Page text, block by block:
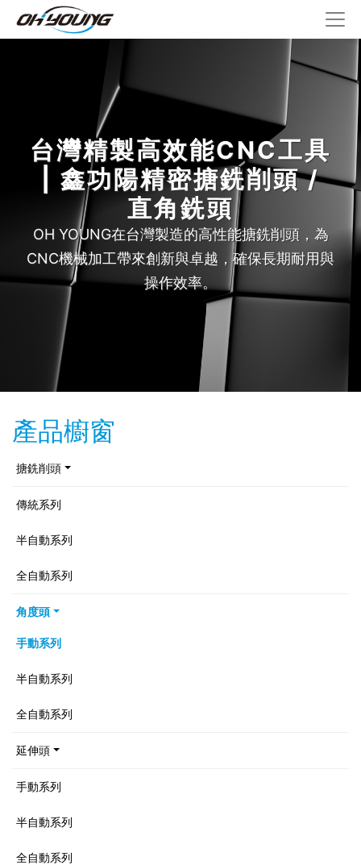
台灣精製高效能CNC工具
| 鑫功陽精密搪銑削頭 /
直角銑頭
OH YOUNG在台灣製造的高性能搪銑削頭，為
CNC機械加工帶來創新與卓越，確保長期耐用與
操作效率。
產品櫥窗
搪銑削頭
傳統系列
半自動系列
全自動系列
角度頭
手動系列
半自動系列
全自動系列
延伸頭
手動系列
半自動系列
全自動系列